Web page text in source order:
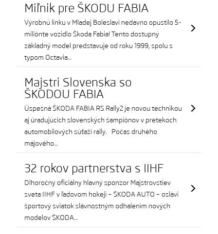
Míľnik pre ŠKODU FABIA
Výrobnú linku v Mladej Boleslavi nedávno opustilo 5-
miliónte vozidlo Škoda Fabia! Tento dostupný
základný model predstavuje od roku 1999, spolu s
typom Octavia…
Majstri Slovenska so
ŠKODOU FABIA
Úspešná ŠKODA FABIA RS Rally2 je novou technikou
aj úradujúcich slovenských šampiónov v pretekoch
automobilových súťaží rally. Počas druhého
májového…
32 rokov partnerstva s IIHF
Dlhoročný oficiálny hlavný sponzor Majstrovstiev
sveta IIHF v ľadovom hokeji – ŠKODA AUTO – oslávi
športový sviatok slávnostným odhalením nových
modelov ŠKODA…